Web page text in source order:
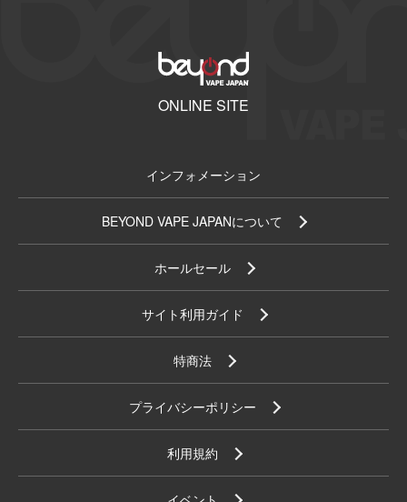
ONLINE SITE
インフォメーション
BEYOND VAPE JAPANについて
ホールセール
サイト利用ガイド
特商法
プライバシーポリシー
利用規約